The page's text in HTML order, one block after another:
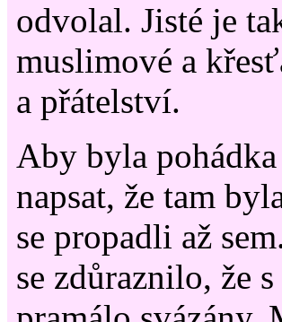
odvolal. Jisté je
muslimové a
a přátelství.
Aby byla
napsat, že tam
se propadli až
se zdůraznilo, že